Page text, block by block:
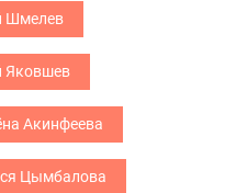
Шмелев
Яковшев
Акинфеева
Цымбалова